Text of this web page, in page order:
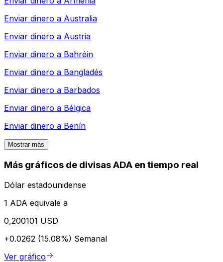
Enviar dinero a Australia
Enviar dinero a Austria
Enviar dinero a Bahréin
Enviar dinero a Bangladés
Enviar dinero a Barbados
Enviar dinero a Bélgica
Enviar dinero a Benín
Mostrar más
Más gráficos de divisas ADA en tiempo real
Dólar estadounidense
1 ADA equivale a
0,200101 USD
+0.0262 (15.08%) Semanal
Ver gráfico